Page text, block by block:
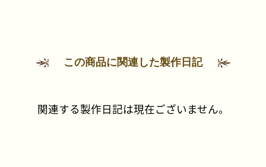
この商品に関連した製作日記
関連する製作日記は現在ございません。